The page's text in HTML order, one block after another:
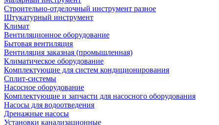
Строительно-отделочный инструмент разное
Штукатурный инструмент
Климат
Вентиляционное оборудование
Бытовая вентиляция
Вентиляция заказная (промышленная)
Климатическое оборудование
Комплектующие для систем кондиционирования
Сплит-системы
Насосное оборудование
Комплектующие и запчасти для насосного оборудования
Насосы для водоотведения
Дренажные насосы
Установки канализационные